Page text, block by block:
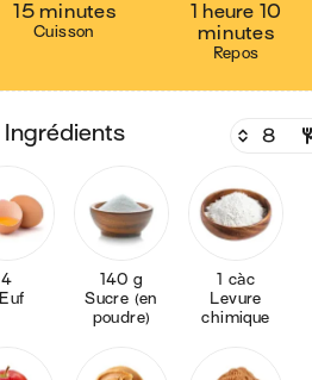
15 minutes
Cuisson
1 heure 10
minutes
Repos
ingrédients
4
Œuf
140 g
Sucre (en
poudre)
1 càc
Levure
chimique